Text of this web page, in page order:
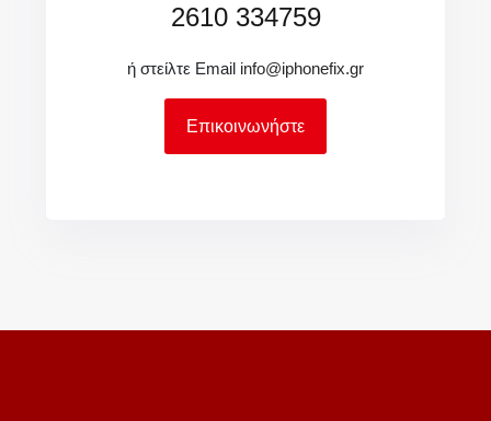
2610 334759
ή στείλτε Email info@iphonefix.gr
Επικοινωνήστε